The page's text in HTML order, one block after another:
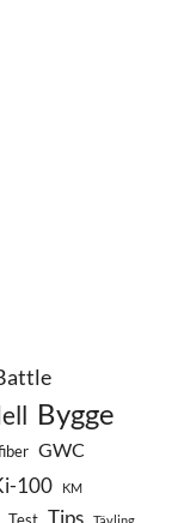
Bygge
GWC
100 KM